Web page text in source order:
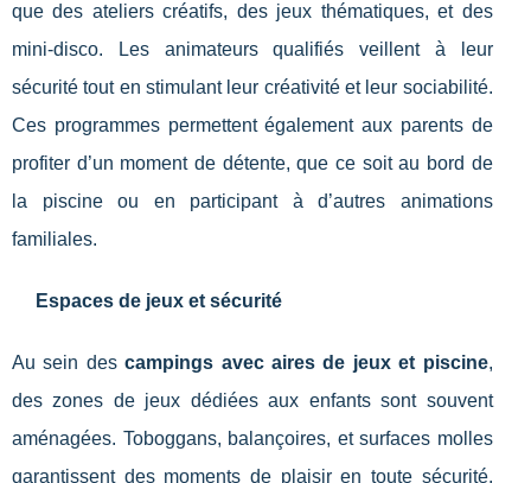
que des ateliers créatifs, des jeux thématiques, et des
mini-disco. Les animateurs qualifiés veillent à leur
sécurité tout en stimulant leur créativité et leur sociabilité.
Ces programmes permettent également aux parents de
profiter d’un moment de détente, que ce soit au bord de
la piscine ou en participant à d’autres animations
familiales.
Espaces de jeux et sécurité
Au sein descampings avec aires de jeux et piscine,
des zones de jeux dédiées aux enfants sont souvent
aménagées. Toboggans, balançoires, et surfaces molles
garantissent des moments de plaisir en toute sécurité.